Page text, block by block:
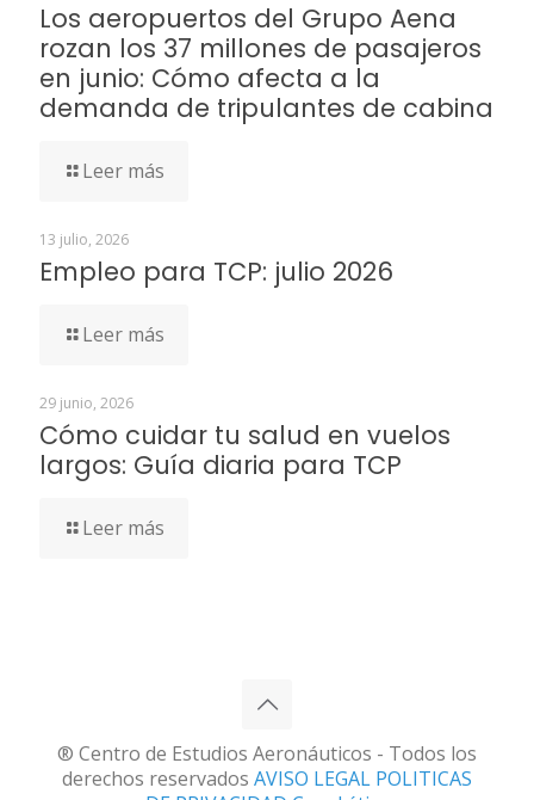
Los aeropuertos del Grupo Aena
rozan los 37 millones de pasajeros
en junio: Cómo afecta a la
demanda de tripulantes de cabina
Leer más
13 julio, 2026
Empleo para TCP: julio 2026
Leer más
29 junio, 2026
Cómo cuidar tu salud en vuelos
largos: Guía diaria para TCP
Leer más
® Centro de Estudios Aeronáuticos - Todos los
derechos reservados AVISO LEGAL POLITICAS